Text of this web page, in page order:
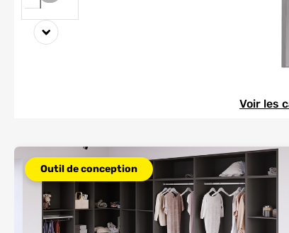
Element 1 sur 3
Voir les
Outil de conception